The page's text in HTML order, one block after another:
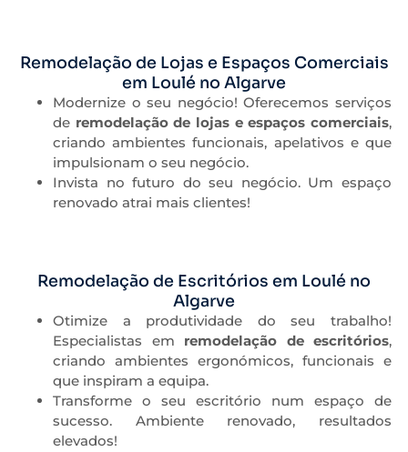
Remodelação de Lojas e Espaços Comerciais
em Loulé no Algarve
Modernize o seu negócio! Oferecemos serviços
de remodelação de lojas e espaços comerciais,
criando ambientes funcionais, apelativos e que
impulsionam o seu negócio.
Invista no futuro do seu negócio. Um espaço
renovado atrai mais clientes!
Remodelação de Escritórios em Loulé no
Algarve
Otimize a produtividade do seu trabalho!
Especialistas em remodelação de escritórios,
criando ambientes ergonómicos, funcionais e
que inspiram a equipa.
Transforme o seu escritório num espaço de
sucesso. Ambiente renovado, resultados
elevados!